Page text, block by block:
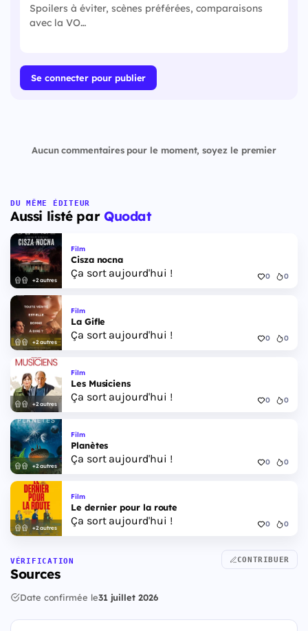
Se connecter pour publier
Aucun commentaires pour le moment, soyez le premier
DU MÊME ÉDITEUR
Aussi listé par Quodat
+2 autres
Film
Cisza nocna
Ça sort aujourd'hui ! 0 0
+2 autres
Film
La Gifle
Ça sort aujourd'hui ! 0 0
+2 autres
Film
Les Musiciens
Ça sort aujourd'hui ! 0 0
+2 autres
Film
Planètes
Ça sort aujourd'hui ! 0 0
+2 autres
Film
Le dernier pour la route
Ça sort aujourd'hui ! 0 0
VÉRIFICATION
Sources
CONTRIBUER
Date confirmée le31 juillet 2026